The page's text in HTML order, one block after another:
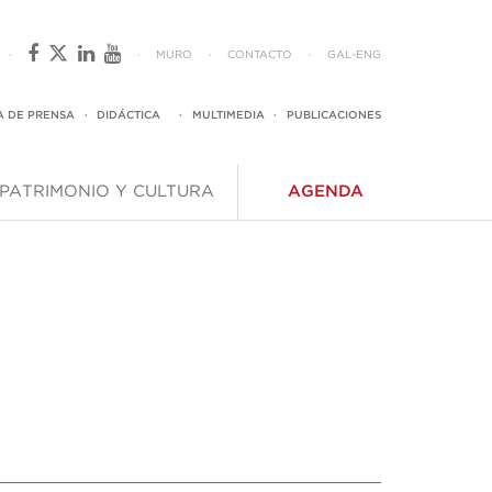
· · MURO · CONTACTO · GAL- ENG
DE PRENSA · DIDÁCTICA · MULTIMEDIA · PUBLICACIONES
Y CULTURA AGENDA